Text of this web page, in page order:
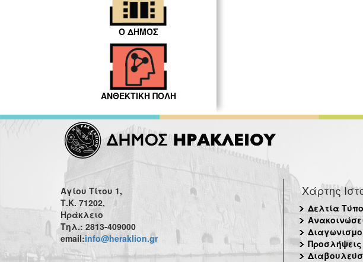
Ο ΔΗΜΟΣ
ΑΝΘΕΚΤΙΚΗ ΠΟΛΗ
Αγίου Τίτου 1,
Τ.Κ. 71202,
Ηράκλειο
Τηλ.: 2813-409000
email:info@heraklion.gr
Χάρτης
Δελτία
Προσλήψεις